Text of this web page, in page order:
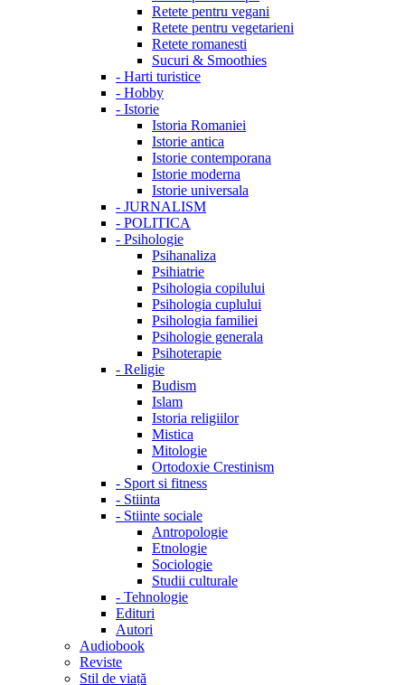
Retete pentru vegani
Retete pentru vegetarieni
Retete romanesti
Sucuri & Smoothies
- Harti turistice
- Hobby
- Istorie
Istoria Romaniei
Istorie antica
Istorie contemporana
Istorie moderna
Istorie universala
- JURNALISM
- POLITICA
- Psihologie
Psihanaliza
Psihiatrie
Psihologia copilului
Psihologia cuplului
Psihologia familiei
Psihologie generala
Psihoterapie
- Religie
Budism
Islam
Istoria religiilor
Mistica
Mitologie
Ortodoxie Crestinism
- Sport si fitness
- Stiinta
- Stiinte sociale
Antropologie
Etnologie
Sociologie
Studii culturale
- Tehnologie
Edituri
Autori
Audiobook
Reviste
Stil de viață